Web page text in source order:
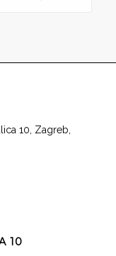
10, Zagreb,
10